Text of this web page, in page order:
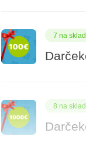
7 na
8 na